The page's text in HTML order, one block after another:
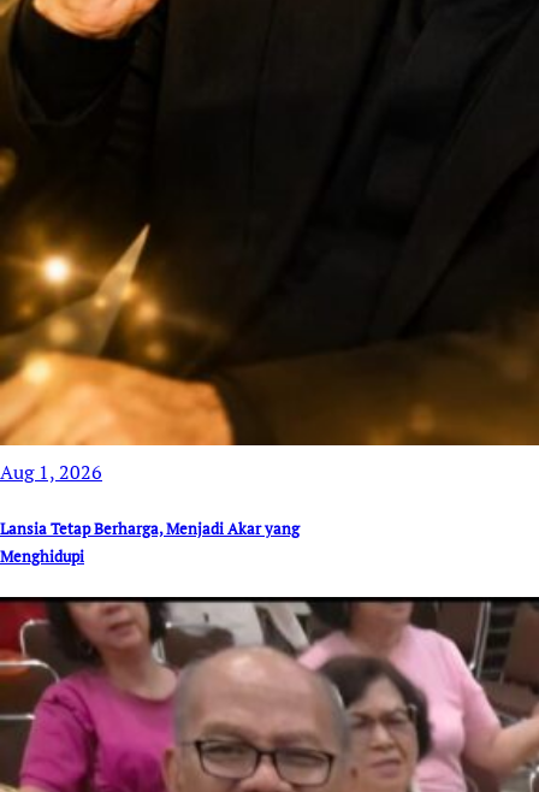
Aug 1, 2026
Lansia Tetap Berharga, Menjadi Akar yang
Menghidupi